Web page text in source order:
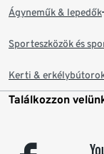
Ágyneműk & lepedők
Sporteszközök és
Kerti &
Találkozzon